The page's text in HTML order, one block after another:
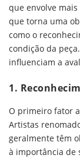
que envolve
que torna uma
como o
condição da
influenciam a
1.
O primeiro fator
Artistas
geralmente têm
à importância de